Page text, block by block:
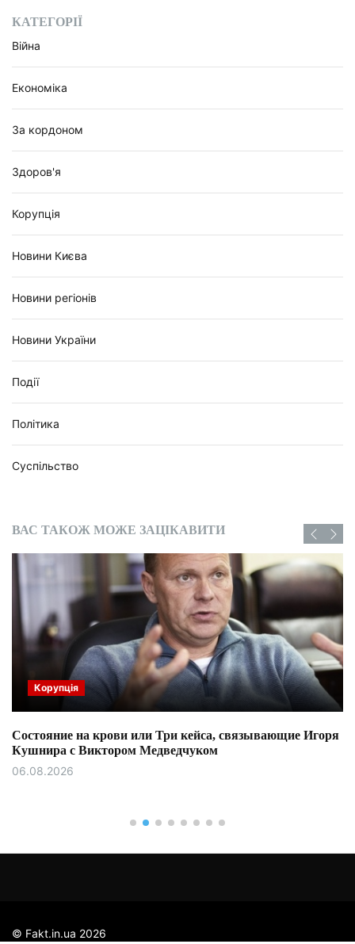
КАТЕГОРІЇ
Війна
Економіка
За кордоном
Здоров'я
Корупція
Новини Києва
Новини регіонів
Новини України
Події
Політика
Суспільство
ВАС ТАКОЖ МОЖЕ ЗАЦІКАВИТИ
Корупція
Состояние на крови или Три кейса, связывающие Игоря
Кушнира с Виктором Медведчуком
06.08.2026
© Fakt.in.ua 2026